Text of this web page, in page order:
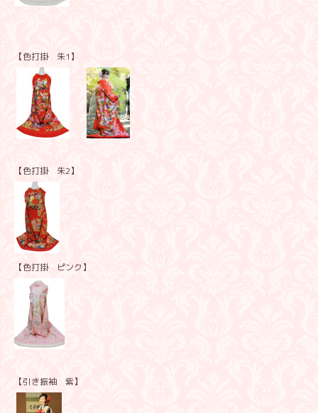
【色打掛 朱1】
【色打掛 朱2】
【色打掛 ピンク】
【引き振袖 紫】